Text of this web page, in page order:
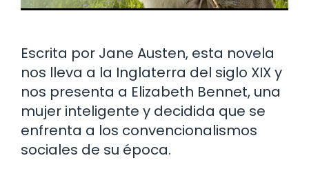
Escrita por Jane Austen, esta novela
nos lleva a la Inglaterra del siglo XIX y
nos presenta a Elizabeth Bennet, una
mujer inteligente y decidida que se
enfrenta a los convencionalismos
sociales de su época.